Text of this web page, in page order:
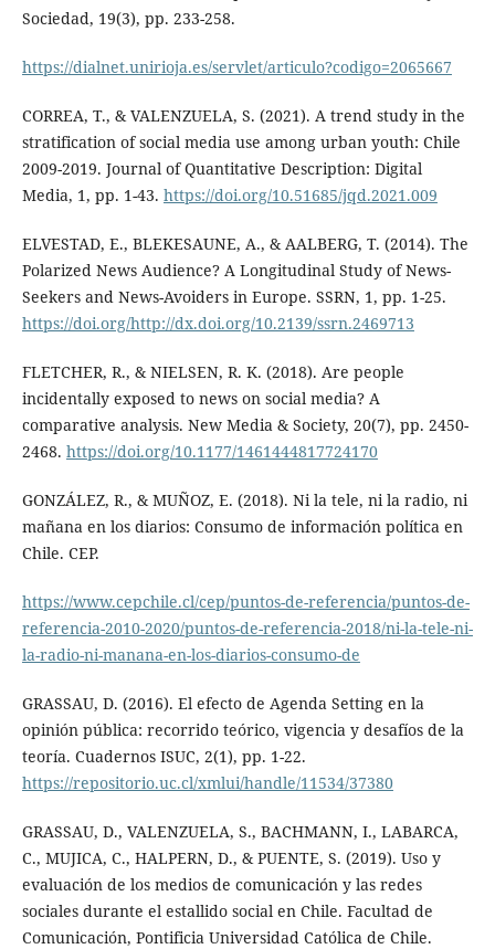
Sociedad, 19(3), pp. 233-258.
https://dialnet.unirioja.es/servlet/articulo?codigo=2065667
CORREA, T., & VALENZUELA, S. (2021). A trend study in the
stratification of social media use among urban youth: Chile
2009-2019. Journal of Quantitative Description: Digital
Media, 1, pp. 1-43. https://doi.org/10.51685/jqd.2021.009
ELVESTAD, E., BLEKESAUNE, A., & AALBERG, T. (2014). The
Polarized News Audience? A Longitudinal Study of News-
Seekers and News-Avoiders in Europe. SSRN, 1, pp. 1-25.
https://doi.org/http://dx.doi.org/10.2139/ssrn.2469713
FLETCHER, R., & NIELSEN, R. K. (2018). Are people
incidentally exposed to news on social media? A
comparative analysis. New Media & Society, 20(7), pp. 2450-
2468. https://doi.org/10.1177/1461444817724170
GONZÁLEZ, R., & MUÑOZ, E. (2018). Ni la tele, ni la radio, ni
mañana en los diarios: Consumo de información política en
Chile. CEP.
https://www.cepchile.cl/cep/puntos-de-referencia/puntos-de-
referencia-2010-2020/puntos-de-referencia-2018/ni-la-tele-ni-
la-radio-ni-manana-en-los-diarios-consumo-de
GRASSAU, D. (2016). El efecto de Agenda Setting en la
opinión pública: recorrido teórico, vigencia y desafíos de la
teoría. Cuadernos ISUC, 2(1), pp. 1-22.
https://repositorio.uc.cl/xmlui/handle/11534/37380
GRASSAU, D., VALENZUELA, S., BACHMANN, I., LABARCA,
C., MUJICA, C., HALPERN, D., & PUENTE, S. (2019). Uso y
evaluación de los medios de comunicación y las redes
sociales durante el estallido social en Chile. Facultad de
Comunicación, Pontificia Universidad Católica de Chile.